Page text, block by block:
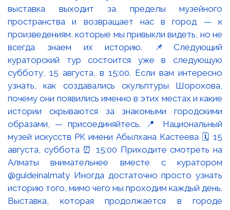
Выставка, которая продолжается в городе